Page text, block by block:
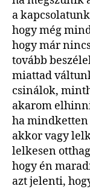
a
hogy még
hogy már
tovább
miattad
csinálok,
akarom
ha mindketten
akkor vagy
lelkesen
hogy én
azt jelenti,